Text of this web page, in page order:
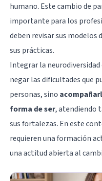
humano. Este cambio de
importante para los
deben revisar sus modelos
sus prácticas.
Integrar la
negar las dificultades que
personas, sino
forma de ser, atendiendo
sus fortalezas. En este
requieren una formación
una actitud abierta al